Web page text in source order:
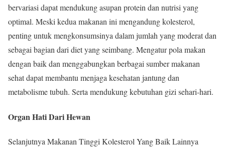
bervariasi dapat mendukung asupan protein dan nutrisi yang
optimal. Meski kedua makanan ini mengandung kolesterol,
penting untuk mengkonsumsinya dalam jumlah yang moderat dan
sebagai bagian dari diet yang seimbang. Mengatur pola makan
dengan baik dan menggabungkan berbagai sumber makanan
sehat dapat membantu menjaga kesehatan jantung dan
metabolisme tubuh. Serta mendukung kebutuhan gizi sehari-hari.
Organ Hati Dari Hewan
Selanjutnya Makanan Tinggi Kolesterol Yang Baik Lainnya